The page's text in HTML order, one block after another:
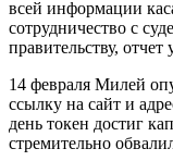
всей информации
сотрудничество с
правительству,
14 февраля Милей
ссылку на сайт и
день токен достиг
стремительно